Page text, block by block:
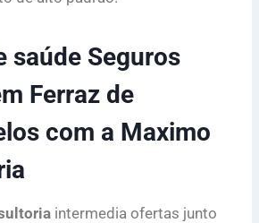
saúde Seguros
Ferraz de
com a Maximo
intermedia ofertas junto